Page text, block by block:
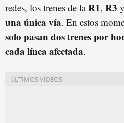
redes, los trenes de laR1, R3 y
una única vía. En estos
solo pasan dos trenes por
cada línea afectada.